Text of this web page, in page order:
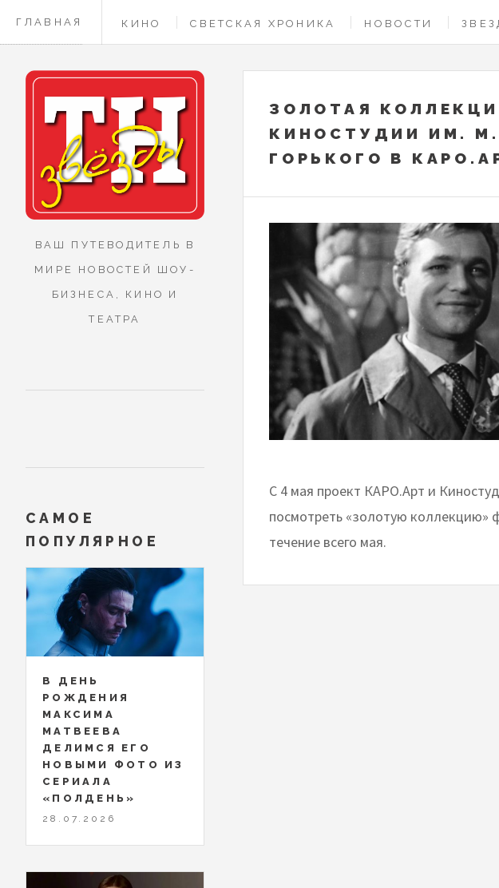
ГЛАВНАЯ КИНО СВЕТСКАЯ ХРОНИКА НОВОСТИ
КОНТАКТЫ
ЗОЛОТАЯ
КИНОСТУДИИ ИМ. М.
ГОРЬКОГО В
С 4 мая проект КАРО.Арт и
посмотреть «золотую коллекцию»
течение всего мая.
ВАШ ПУТЕВОДИТЕЛЬ В
МИРЕ НОВОСТЕЙ ШОУ-
БИЗНЕСА, КИНО И
ТЕАТРА
САМОЕ
ПОПУЛЯРНОЕ
В ДЕНЬ
РОЖДЕНИЯ
МАКСИМА
МАТВЕЕВА
ДЕЛИМСЯ ЕГО
НОВЫМИ ФОТО ИЗ
СЕРИАЛА
«ПОЛДЕНЬ»
28.07.2026